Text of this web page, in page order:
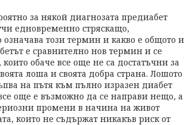
за някой диагнозата предиабет
едновременно стряскащо,
този термин и какво е общото и
е сравнително нов термин и се
обаче все още не са достатъчни за
лоша и своята добра страна. Лошото
на пътя към пълно изразен диабет
още е възможно да се направи нещо, а
промени в начина на живот
които не съдържат никакъв риск от